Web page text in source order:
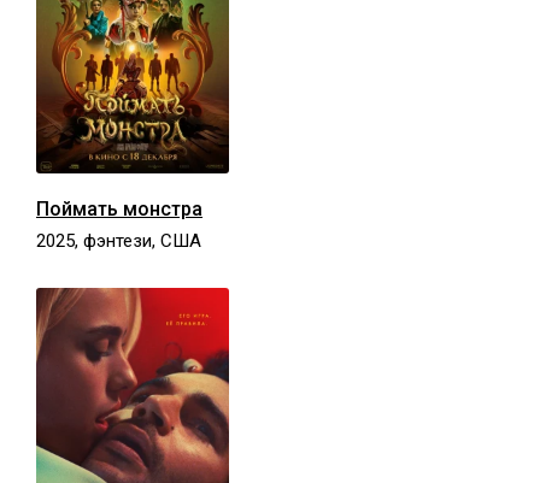
Поймать монстра
2025, фэнтези, США